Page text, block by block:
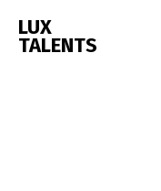
LUX
TALENTS